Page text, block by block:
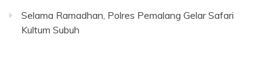
Selama Ramadhan, Polres Pemalang Gelar Safari
Kultum Subuh